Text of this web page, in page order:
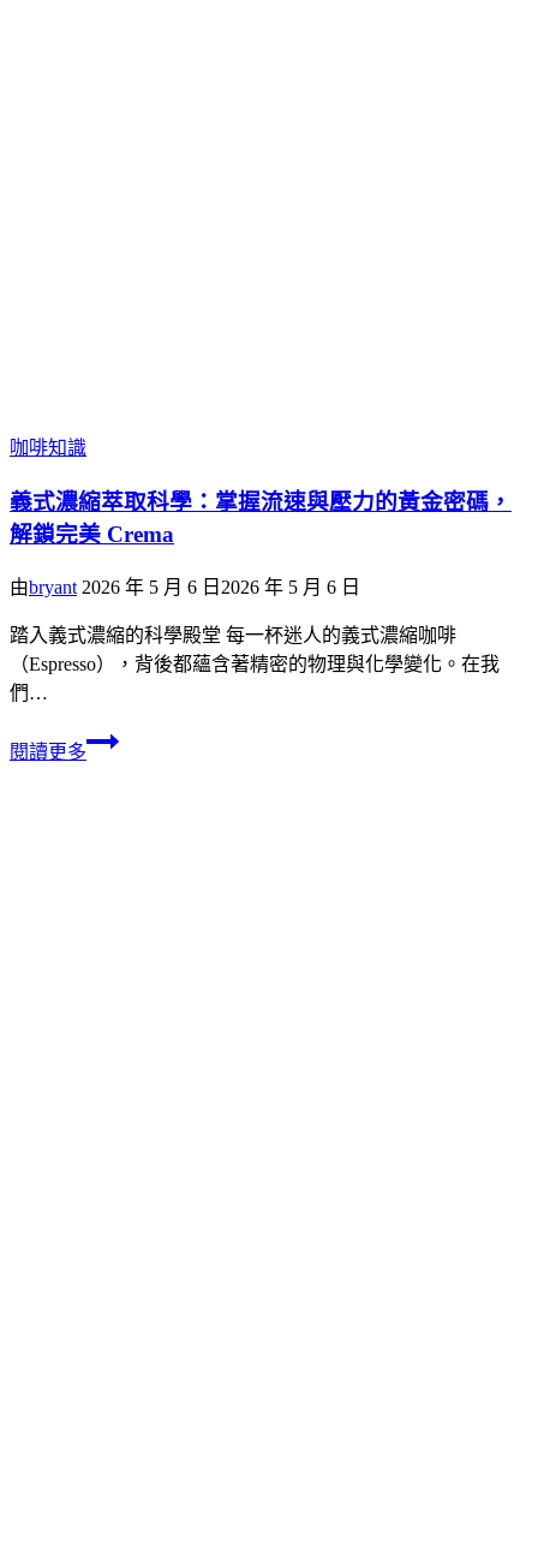
咖啡知識
義式濃縮萃取科學：掌握流速與壓力的黃金密碼，
解鎖完美 Crema
由bryant 2026 年 5 月 6 日 2026 年 5 月 6 日
踏入義式濃縮的科學殿堂 每一杯迷人的義式濃縮咖啡
（Espresso），背後都蘊含著精密的物理與化學變化。在我
們…
閱讀更多